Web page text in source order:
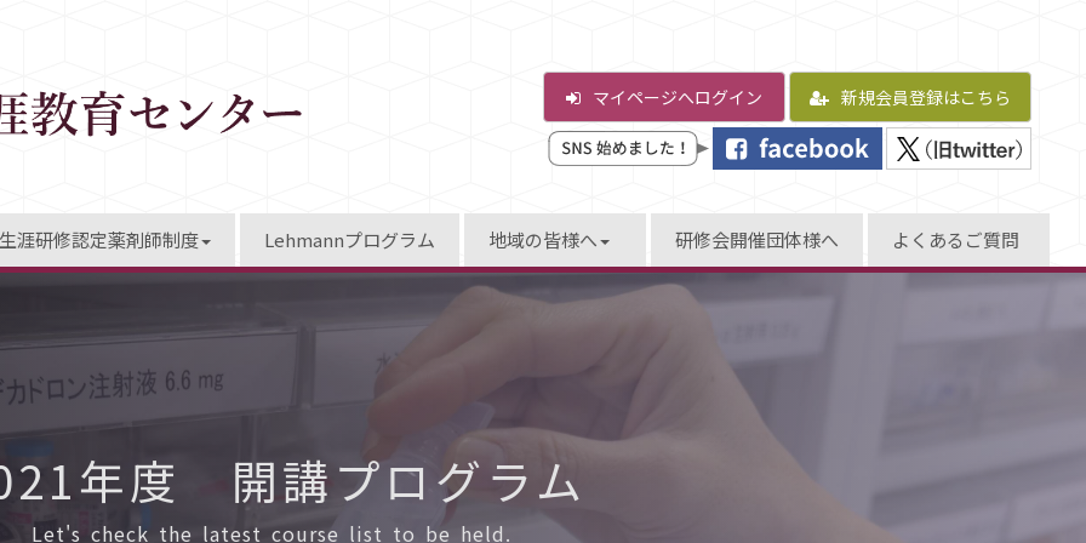
マイページへログイン 新規会員登録はこちら
生涯研修認定薬剤師制度 Lehmannプログラム 地域の皆様へ 研修会開催団体様へ よくあるご質問
年度 開講プログラム
Let's check the latest course list to be held.